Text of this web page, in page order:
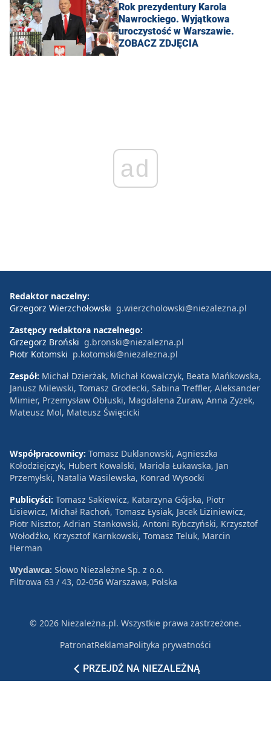
Rok prezydentury Karola
Nawrockiego. Wyjątkowa
uroczystość w Warszawie.
ZOBACZ ZDJĘCIA
ad
PRZEJDŹ NA NIEZALEŻNĄ
Redaktor naczelny:
Grzegorz Wierzchołowski g.wierzcholowski@niezalezna.pl
Zastępcy redaktora naczelnego:
Grzegorz Broński g.bronski@niezalezna.pl
Piotr Kotomski p.kotomski@niezalezna.pl
Zespół: Michał Dzierżak, Michał Kowalczyk, Beata Mańkowska,
Janusz Milewski, Tomasz Grodecki, Sabina Treffler, Aleksander
Mimier, Przemysław Obłuski, Magdalena Żuraw, Anna Zyzek,
Mateusz Mol, Mateusz Święcicki
Współpracownicy: Tomasz Duklanowski, Agnieszka
Kołodziejczyk, Hubert Kowalski, Mariola Łukawska, Jan
Przemyłski, Natalia Wasilewska, Konrad Wysocki
Publicyści: Tomasz Sakiewicz, Katarzyna Gójska, Piotr
Lisiewicz, Michał Rachoń, Tomasz Łysiak, Jacek Liziniewicz,
Piotr Nisztor, Adrian Stankowski, Antoni Rybczyński, Krzysztof
Wołodźko, Krzysztof Karnkowski, Tomasz Teluk, Marcin
Herman
Wydawca: Słowo Niezależne Sp. z o.o.
Filtrowa 63 / 43, 02-056 Warszawa, Polska
© 2026 Niezależna.pl. Wszystkie prawa zastrzeżone.
PatronatReklamaPolityka prywatności